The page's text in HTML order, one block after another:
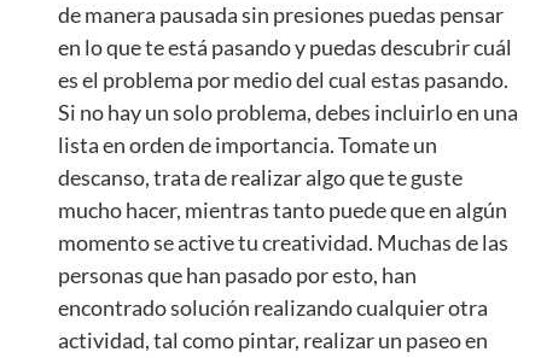
de manera pausada sin presiones puedas pensar
en lo que te está pasando y puedas descubrir cuál
es el problema por medio del cual estas pasando.
Si no hay un solo problema, debes incluirlo en una
lista en orden de importancia. Tomate un
descanso, trata de realizar algo que te guste
mucho hacer, mientras tanto puede que en algún
momento se active tu creatividad. Muchas de las
personas que han pasado por esto, han
encontrado solución realizando cualquier otra
actividad, tal como pintar, realizar un paseo en